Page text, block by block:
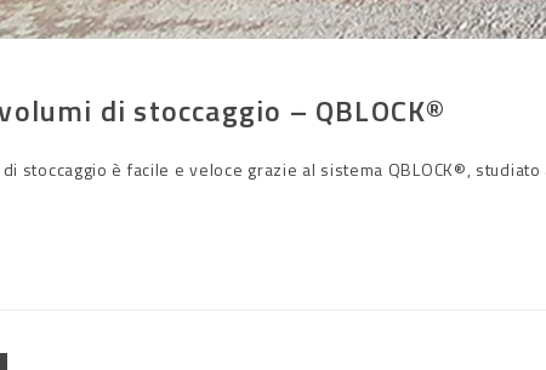
di stoccaggio – QBLOCK®
stoccaggio è facile e veloce grazie al sistema QBLOCK®,